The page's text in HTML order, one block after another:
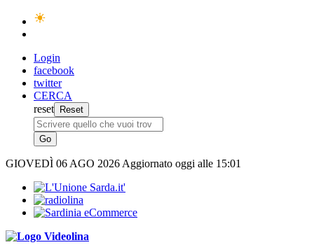
Login
facebook
twitter
CERCA
reset
GIOVEDÌ 06 AGO 2026 Aggiornato oggi alle 15:01